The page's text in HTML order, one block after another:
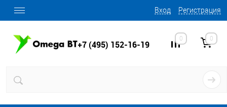
Вход Регистрация
+7 (495) 152-16-19
0 0